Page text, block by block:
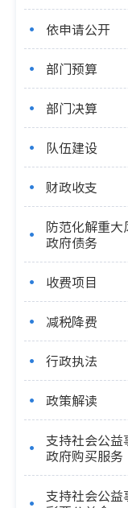
依申请公开
部门预算
部门决算
队伍建设
财政收支
防范化解重大
政府债务
收费项目
减税降费
行政执法
政策解读
支持社会公益
政府购买服务
支持社会公益